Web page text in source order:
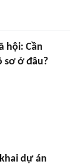
hội: Cần
sơ ở đâu?
dự án